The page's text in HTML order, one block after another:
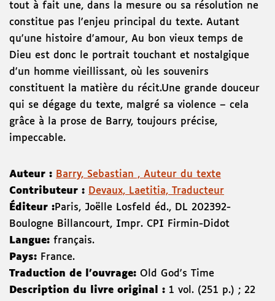
tout à fait une, dans la mesure ou sa résolution ne
constitue pas l'enjeu principal du texte. Autant
qu'une histoire d'amour, Au bon vieux temps de
Dieu est donc le portrait touchant et nostalgique
d'un homme vieillissant, où les souvenirs
constituent la matière du récit.Une grande douceur
qui se dégage du texte, malgré sa violence – cela
grâce à la prose de Barry, toujours précise,
impeccable.
Auteur : Barry, Sebastian , Auteur du texte
Contributeur : Devaux, Laetitia, Traducteur
Éditeur :Paris, Joëlle Losfeld éd., DL 202392-
Boulogne Billancourt, Impr. CPI Firmin-Didot
Langue: français.
Pays: France.
Traduction de l'ouvrage: Old God's Time
Description du livre original : 1 vol. (251 p.) ; 22